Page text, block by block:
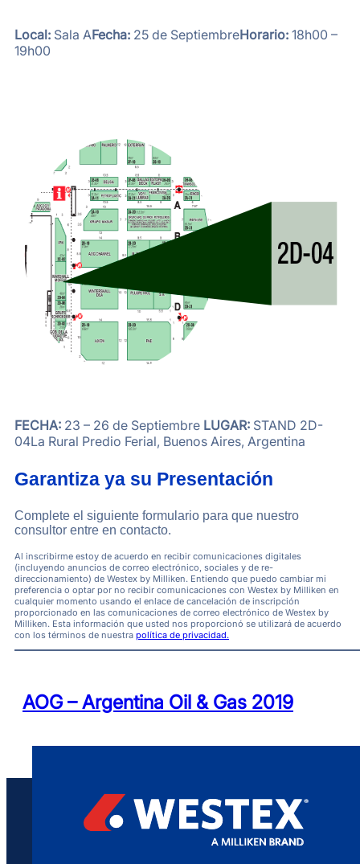
Local: Sala AFecha: 25 de SeptiembreHorario: 18h00 –
19h00
FECHA: 23 – 26 de Septiembre LUGAR: STAND 2D-
04La Rural Predio Ferial, Buenos Aires, Argentina
Garantiza ya su Presentación
Complete el siguiente formulario para que nuestro
consultor entre en contacto.
Al inscribirme estoy de acuerdo en recibir comunicaciones digitales
(incluyendo anuncios de correo electrónico, sociales y de re-
direccionamiento) de Westex by Milliken. Entiendo que puedo cambiar mi
preferencia o optar por no recibir comunicaciones con Westex by Milliken en
cualquier momento usando el enlace de cancelación de inscripción
proporcionado en las comunicaciones de correo electrónico de Westex by
Milliken. Esta información que usted nos proporcionó se utilizará de acuerdo
con los términos de nuestra política de privacidad.
AOG – Argentina Oil & Gas 2019